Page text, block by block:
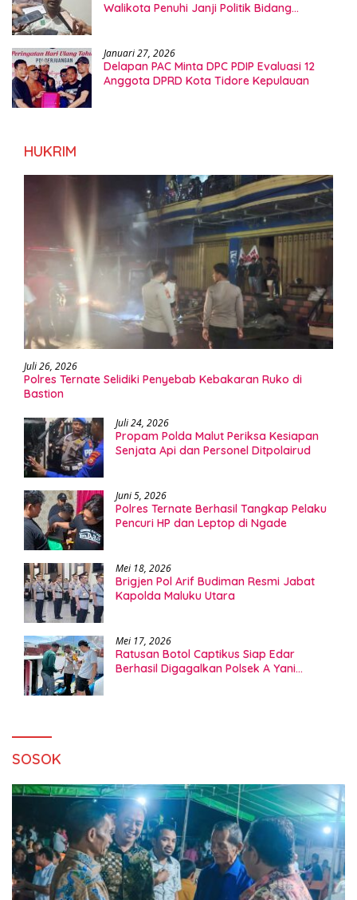
Walikota Penuhi Janji Politik Bidang
Januari 27, 2026
Delapan PAC Minta DPC PDIP Evaluasi 12
Anggota DPRD Kota Tidore Kepulauan
HUKRIM
Juli 26, 2026
Polres Ternate Selidiki Penyebab Kebakaran Ruko di
Bastion
Juli 24, 2026
Propam Polda Malut Periksa Kesiapan
Senjata Api dan Personel Ditpolairud
Juni 5, 2026
Polres Ternate Berhasil Tangkap Pelaku
Pencuri HP dan Leptop di Ngade
Mei 18, 2026
Brigjen Pol Arif Budiman Resmi Jabat
Kapolda Maluku Utara
Mei 17, 2026
Ratusan Botol Captikus Siap Edar
Berhasil Digagalkan Polsek A Yani
SOSOK